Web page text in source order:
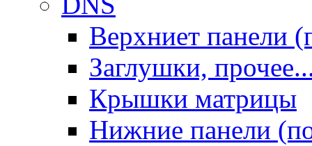
Верхниет панели
Заглушки,
Крышки матрицы
Нижние панели